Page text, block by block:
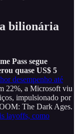
bilionária
Pass segue
quase US$ 5
desempenho até
22%, a Microsoft viu
impulsionado por
The Dark Ages.
layoffs, como